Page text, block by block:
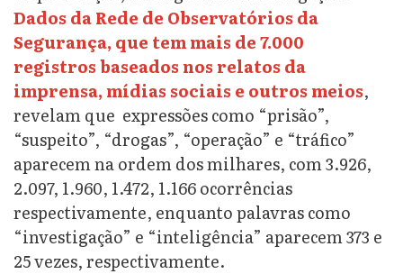
Dados da Rede de Observatórios da
Segurança, que tem mais de 7.000
registros baseados nos relatos da
imprensa, mídias sociais e outros meios,
revelam que expressões como “prisão”,
“suspeito”, “drogas”, “operação” e “tráfico”
aparecem na ordem dos milhares, com 3.926,
2.097, 1.960, 1.472, 1.166 ocorrências
respectivamente, enquanto palavras como
“investigação” e “inteligência” aparecem 373 e
25 vezes, respectivamente.